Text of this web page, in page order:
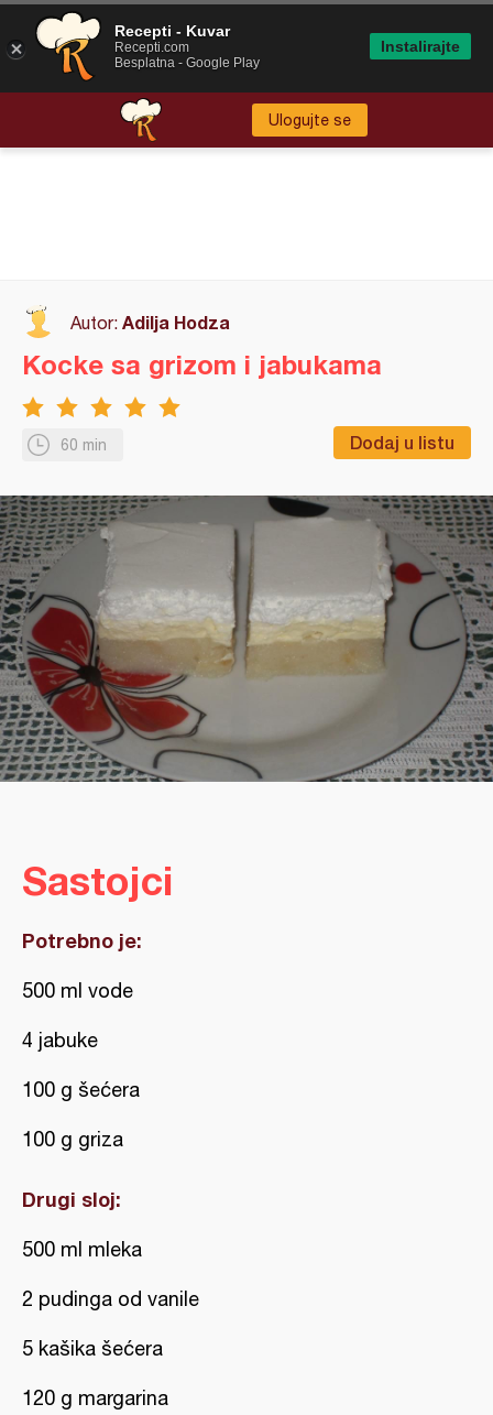
Ulogujte se
Autor: Adilja Hodza
60 min Dodaj u listu
Kocke sa grizom i jabukama
Sastojci
Potrebno je:
500 ml vode
4 jabuke
100 g šećera
100 g griza
Drugi sloj:
500 ml mleka
2 pudinga od vanile
5 kašika šećera
120 g margarina
Recepti - Kuvar
Recepti.com
Besplatna - Google Play
Instalirajte